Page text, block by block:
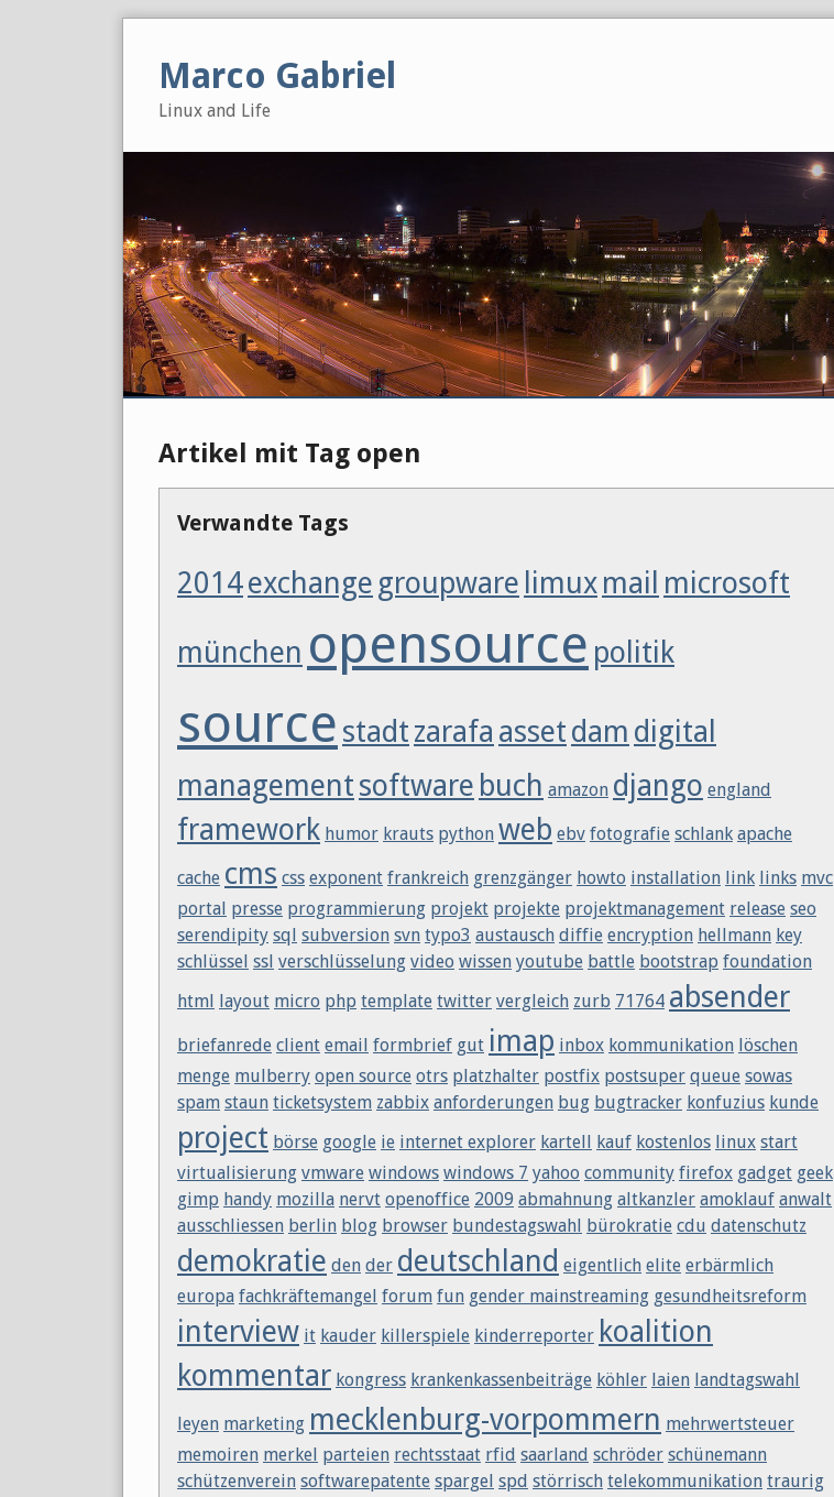
Marco Gabriel
Linux and Life
Artikel mit Tag open
Verwandte Tags
2014exchange groupware limuxmail microsoft
münchen opensource politik
source stadtzarafa assetdam digital
managementsoftware buch amazon django england
framework humor krauts python web ebv fotografie schlank apache
cache cms css exponent frankreich grenzgänger howto installation link links mvc
portal presse programmierung projekt projekte projektmanagement release seo
serendipity sql subversion svn typo3 austausch diffie encryption hellmann key
schlüssel ssl verschlüsselung video wissen youtube battle bootstrap foundation
html layout micro php template twitter vergleich zurb 71764 absender
briefanrede client email formbrief gut imap inbox kommunikation löschen
menge mulberry open source otrs platzhalter postfix postsuper queue sowas
spam staun ticketsystem zabbix anforderungen bug bugtracker konfuzius kunde
project börse google ie internet explorer kartell kauf kostenlos linux start
virtualisierung vmware windows windows 7 yahoo community firefox gadget geek
gimp handy mozilla nervt openoffice 2009 abmahnung altkanzler amoklauf anwalt
ausschliessen berlin blog browser bundestagswahl bürokratie cdu datenschutz
demokratie den der deutschland eigentlich elite erbärmlich
europa fachkräftemangel forum fun gender mainstreaming gesundheitsreform
interview it kauder killerspiele kinderreporter koalition
kommentar kongress krankenkassenbeiträge köhler laien landtagswahl
leyen marketing mecklenburg-vorpommern mehrwertsteuer
memoiren merkel parteien rechtsstaat rfid saarland schröder schünemann
schützenverein softwarepatente spargel spd störrisch telekommunikation traurig